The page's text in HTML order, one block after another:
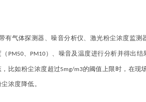
有气体探测器、噪音分析仪、激光粉尘浓度监
PM50、 PM10）、噪音及温度进行分析并得出
比如粉尘浓度超过5mg/m3的阈值上限时，在现
浓度降低。